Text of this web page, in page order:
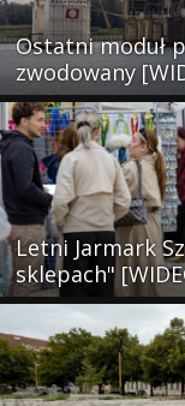
Ostatni moduł
zwodowany
Letni Jarmark
sklepach"